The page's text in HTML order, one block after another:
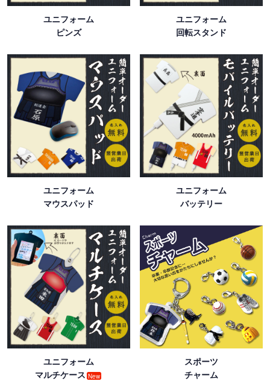
ユニフォーム
ピンズ
ユニフォーム
回転スタンド
ユニフォーム
マウスパッド
ユニフォーム
バッテリー
ユニフォーム
マルチケース New
スポーツ
チャーム